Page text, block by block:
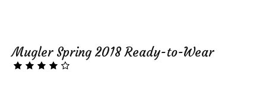
Mugler Spring 2018 Ready-to-Wear